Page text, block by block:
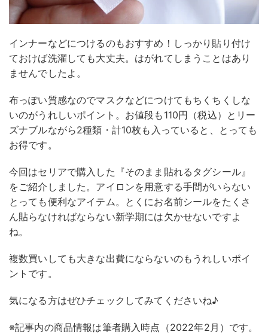
インナーなどにつけるのもおすすめ！しっかり貼り付け
ておけば洗濯しても大丈夫。はがれてしまうことはあり
ませんでしたよ。
布っぽい質感なのでマスクなどにつけてもちくちくしな
いのがうれしいポイント。お値段も110円（税込）とリー
ズナブルながら2種類・計10枚も入っていると、とっても
お得です。
今回はセリアで購入した『そのまま貼れるタグシール』
をご紹介しました。アイロンを用意する手間がいらない
とっても便利なアイテム。とくにお名前シールをたくさ
ん貼らなければならない新学期には欠かせないですよ
ね。
複数買いしても大きな出費にならないのもうれしいポイ
ントです。
気になる方はぜひチェックしてみてくださいね♪
※記事内の商品情報は筆者購入時点（2022年2月）です。